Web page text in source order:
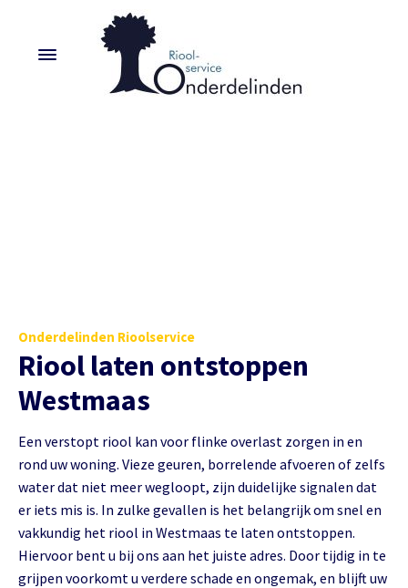
Onderdelinden Rioolservice
Riool laten ontstoppen
Westmaas
Een verstopt riool kan voor flinke overlast zorgen in en
rond uw woning. Vieze geuren, borrelende afvoeren of zelfs
water dat niet meer wegloopt, zijn duidelijke signalen dat
er iets mis is. In zulke gevallen is het belangrijk om snel en
vakkundig het riool in Westmaas te laten ontstoppen.
Hiervoor bent u bij ons aan het juiste adres. Door tijdig in te
grijpen voorkomt u verdere schade en ongemak, en blijft uw